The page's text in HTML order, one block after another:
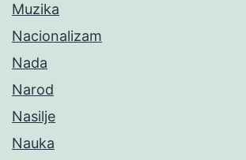
Muzika
Nacionalizam
Nada
Narod
Nasilje
Nauka